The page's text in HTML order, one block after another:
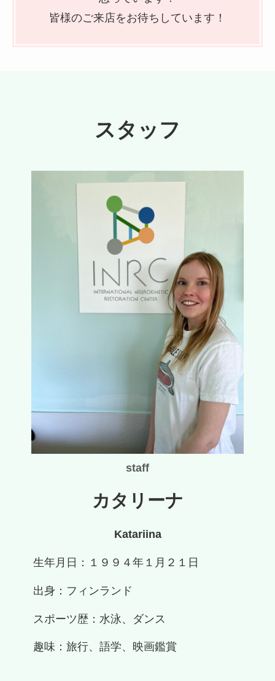
皆様のご来店をお待ちしています！
スタッフ
staff
カタリーナ
Katariina
生年月日：１９９４年１月２１日
出身：フィンランド
スポーツ歴：水泳、ダンス
趣味：旅行、語学、映画鑑賞